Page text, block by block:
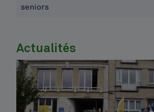
seniors
Actualités